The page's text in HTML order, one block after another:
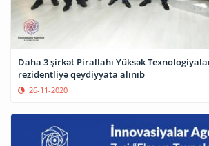
Daha 3 şirkət Pirallahı Yüksək
rezidentliyə qeydiyyata alınıb
26-11-2020